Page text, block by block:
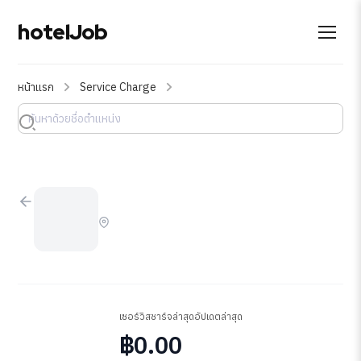
hotelJob
หน้าแรก Service Charge
เซอร์วิสชาร์จล่าสุด
฿0.00
อัปเดตล่าสุด